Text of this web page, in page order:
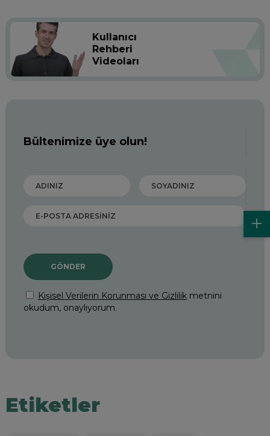
Kullanıcı
Rehberi
Videoları
Etiketler